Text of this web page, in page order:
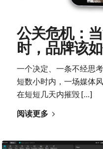
公关危机：
时，品牌该
一个决定、一条不经思
短数小时内，一场媒体
在短短几天内摧毁 […]
阅读更多